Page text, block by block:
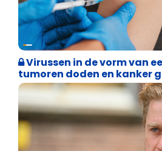
Weekblad 't Pallieterke
Virussen in de vorm van
tumoren doden en kanker